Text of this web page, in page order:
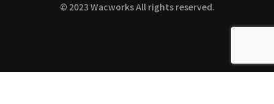
©︎ 2023 Wacworks All rights reserved.